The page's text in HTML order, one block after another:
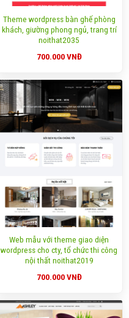
Theme wordpress bàn ghế phòng
khách, giường phong ngủ, trang trí
noithat2035
700.000VNĐ
Web mẫu với theme giao diện
wordpress cho cty, tổ chức thi công
nội thất noithat2019
700.000VNĐ